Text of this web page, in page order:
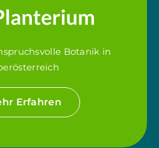
Botanik in
Erfahren